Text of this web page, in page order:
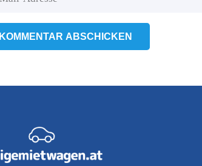
KOMMENTAR ABSCHICKEN